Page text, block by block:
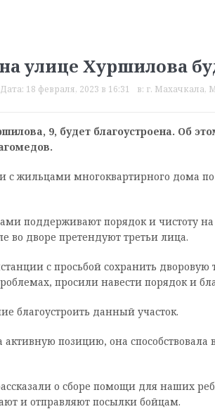
улице Хуршилова
Дата: 18 февраля, 2023 в 16:31 в: г. Махачкала,
9, будет благоустроена. Об
с жильцами многоквартирного дома
поддерживают порядок и чистоту
во дворе претендуют третьи лица.
с просьбой сохранить
просили навести порядок и
благоустроить данный участок.
позицию, она способствовала
о сборе помощи для наших
и отправляют посылки бойцам.